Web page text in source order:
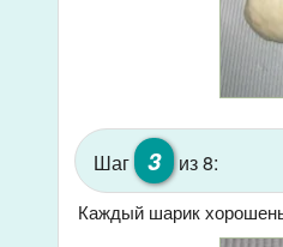
Шаг 3 из 8:
Каждый шарик